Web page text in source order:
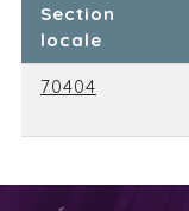
Section
locale
70404